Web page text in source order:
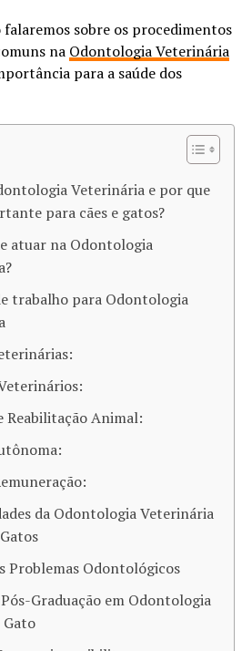
sobre os procedimentos
na Odontologia Veterinária
para a saúde dos
Veterinária e por que
para cães e gatos?
atuar na Odontologia
trabalho para Odontologia
Reabilitação Animal:
da Odontologia Veterinária
Problemas Odontológicos
Graduação em Odontologia
Gato